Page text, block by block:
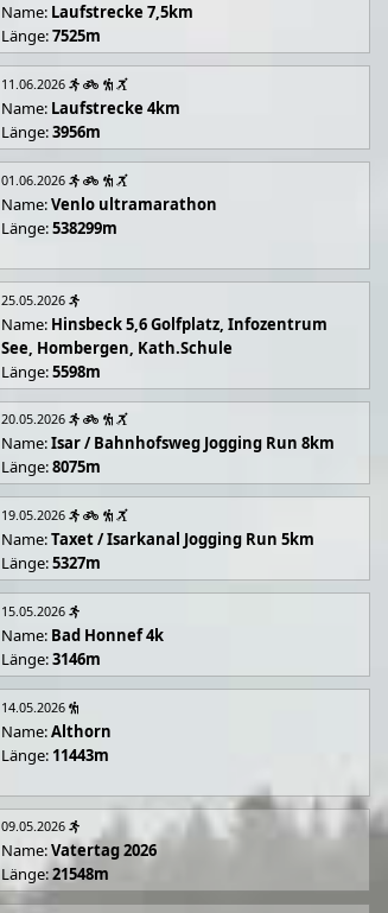
Name: Laufstrecke 7,5km
Länge:7525m
11.06.2026
Name: Laufstrecke 4km
Länge:3956m
01.06.2026
Name:Venlo ultramarathon
Länge:538299m
25.05.2026
Name: Hinsbeck 5,6 Golfplatz, Infozentrum
See, Hombergen, Kath.Schule
Länge:5598m
20.05.2026
Name:Isar / Bahnhofsweg Jogging Run 8km
Länge:8075m
19.05.2026
Name:Taxet / Isarkanal Jogging Run 5km
Länge:5327m
15.05.2026
Name: Bad Honnef 4k
Länge:3146m
14.05.2026
Name:Althorn
Länge: 11443m
09.05.2026
Name:Vatertag 2026
Länge:21548m